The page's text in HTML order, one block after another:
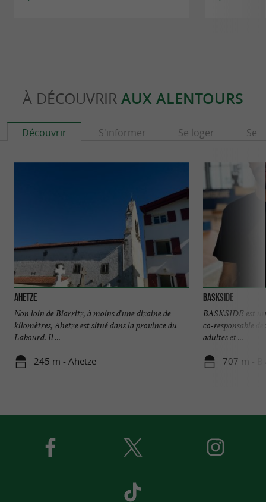
À DÉCOUVRIR AUX ALENTOURS
Découvrir S'informer Se loger Se
Ahetze
Non loin de Biarritz, à moins d’une dizaine de
kilomètres, Ahetze est situé dans la province du
Labourd. Il ...
245 m - Ahetze
BASKSIDE
BASKSIDE est
co-responsable
adultes et ...
707 m -